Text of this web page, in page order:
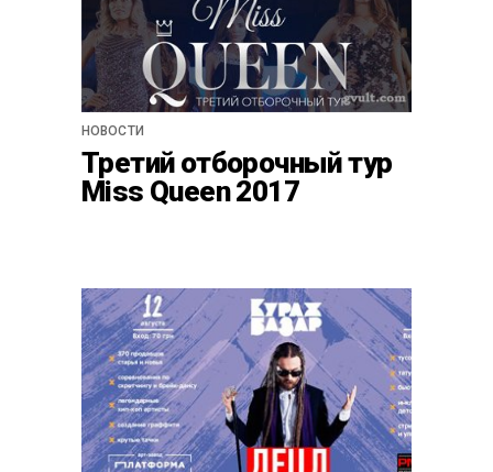
НОВОСТИ
Третий отборочный тур
Miss Queen 2017